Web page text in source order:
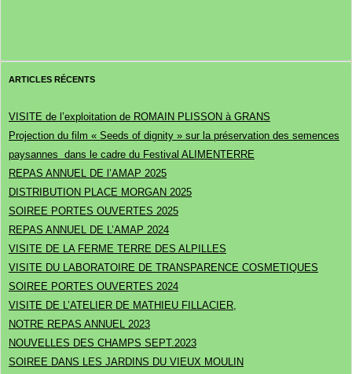
ARTICLES RÉCENTS
VISITE de l’exploitation de ROMAIN PLISSON à GRANS
Projection du film « Seeds of dignity » sur la préservation des semences
paysannes dans le cadre du Festival ALIMENTERRE
REPAS ANNUEL DE l’AMAP 2025
DISTRIBUTION PLACE MORGAN 2025
SOIREE PORTES OUVERTES 2025
REPAS ANNUEL DE L’AMAP 2024
VISITE DE LA FERME TERRE DES ALPILLES
VISITE DU LABORATOIRE DE TRANSPARENCE COSMETIQUES
SOIREE PORTES OUVERTES 2024
VISITE DE L’ATELIER DE MATHIEU FILLACIER,
NOTRE REPAS ANNUEL 2023
NOUVELLES DES CHAMPS SEPT.2023
SOIREE DANS LES JARDINS DU VIEUX MOULIN